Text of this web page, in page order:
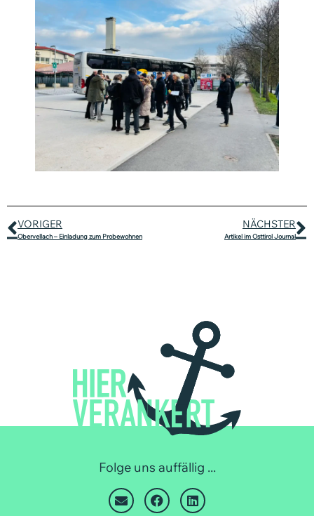
VORIGER
Obervellach – Einladung zum Probewohnen
NÄCHSTER
Artikel im Osttirol Journal
Folge uns auffällig ...